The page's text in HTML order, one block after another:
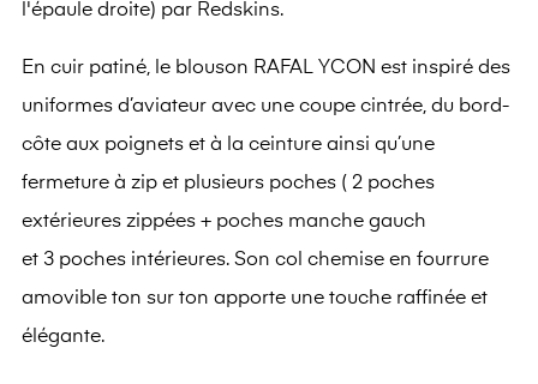
l'épaule droite) par Redskins.
En cuir patiné, le blouson RAFAL YCON est inspiré des
uniformes d’aviateur avec une coupe cintrée, du bord-
côte aux poignets et à la ceinture ainsi qu’une
fermeture à zip et plusieurs poches ( 2 poches
extérieures zippées + poches manche gauch
et 3 poches intérieures. Son col chemise en fourrure
amovible ton sur ton apporte une touche raffinée et
élégante.